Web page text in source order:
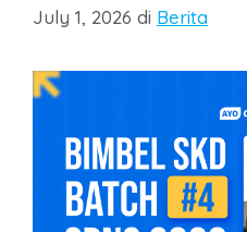
July 1, 2026 di Categories
Berita